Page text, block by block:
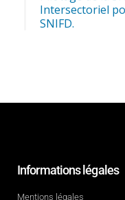
Intersectoriel
SNIFD.
Informations légales
Mentions légales